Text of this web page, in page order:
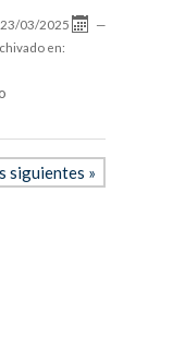
23/03/2025
—
en:
siguientes »